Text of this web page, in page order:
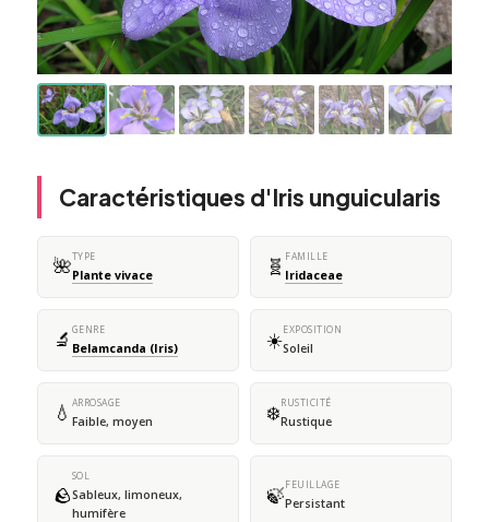
Caractéristiques d'Iris unguicularis
🌺TYPE
Plante vivace 🧬 FAMILLE
Iridaceae
🔬 GENRE
Belamcanda (Iris) ☀️EXPOSITION
Soleil
💧 ARROSAGE
Faible, moyen ❄️RUSTICITÉ
Rustique
🪨
SOL
Sableux, limoneux,
humifère
🍃FEUILLAGE
Persistant